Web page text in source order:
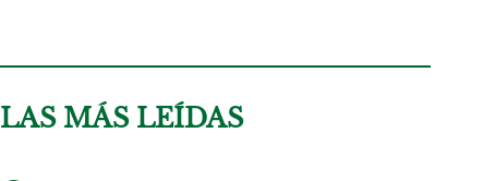
LAS MÁS LEÍDAS